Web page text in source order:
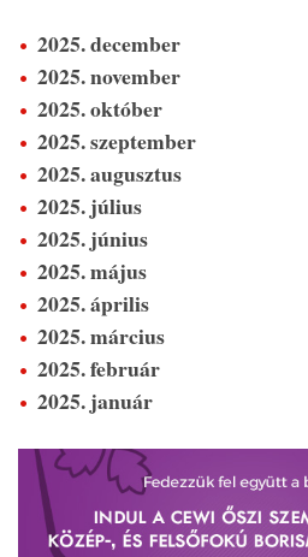
2025. december
2025. november
2025. október
2025. szeptember
2025. augusztus
2025. július
2025. június
2025. május
2025. április
2025. március
2025. február
2025. január